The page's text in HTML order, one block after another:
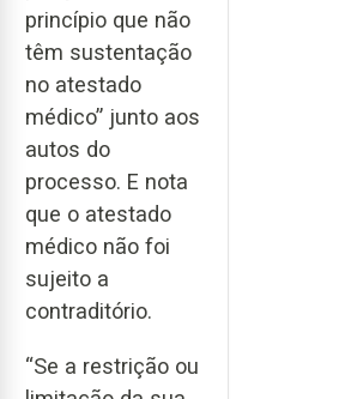
princípio que não
têm sustentação
no atestado
médico” junto aos
autos do
processo. E nota
que o atestado
médico não foi
sujeito a
contraditório.
“Se a restrição ou